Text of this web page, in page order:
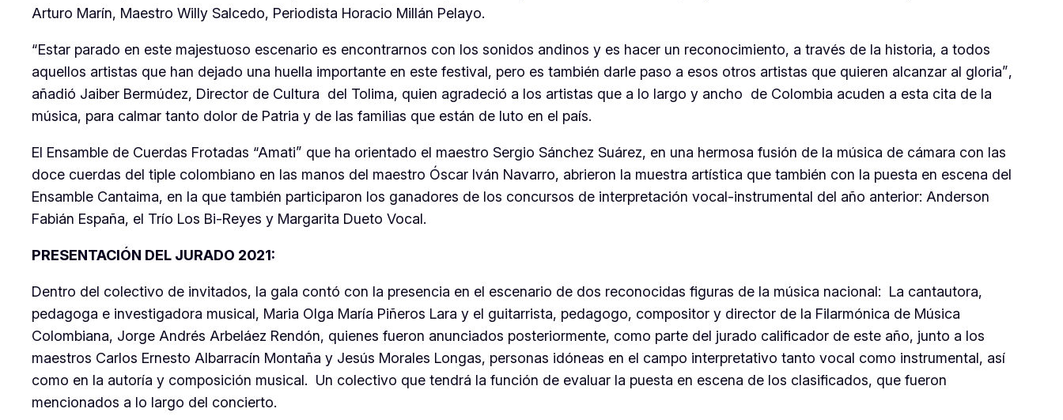
Arturo Marín, Maestro Willy Salcedo, Periodista Horacio Millán Pelayo.
“Estar parado en este majestuoso escenario es encontrarnos con los sonidos andinos y es hacer un reconocimiento, a través de la historia, a todos
aquellos artistas que han dejado una huella importante en este festival, pero es también darle paso a esos otros artistas que quieren alcanzar al gloria”,
añadió Jaiber Bermúdez, Director de Cultura del Tolima, quien agradeció a los artistas que a lo largo y ancho de Colombia acuden a esta cita de la
música, para calmar tanto dolor de Patria y de las familias que están de luto en el país.
El Ensamble de Cuerdas Frotadas “Amati” que ha orientado el maestro Sergio Sánchez Suárez, en una hermosa fusión de la música de cámara con las
doce cuerdas del tiple colombiano en las manos del maestro Óscar Iván Navarro, abrieron la muestra artística que también con la puesta en escena del
Ensamble Cantaima, en la que también participaron los ganadores de los concursos de interpretación vocal-instrumental del año anterior: Anderson
Fabián España, el Trío Los Bi-Reyes y Margarita Dueto Vocal.
PRESENTACIÓN DEL JURADO 2021:
Dentro del colectivo de invitados, la gala contó con la presencia en el escenario de dos reconocidas figuras de la música nacional: La cantautora,
pedagoga e investigadora musical, Maria Olga María Piñeros Lara y el guitarrista, pedagogo, compositor y director de la Filarmónica de Música
Colombiana, Jorge Andrés Arbeláez Rendón, quienes fueron anunciados posteriormente, como parte del jurado calificador de este año, junto a los
maestros Carlos Ernesto Albarracín Montaña y Jesús Morales Longas, personas idóneas en el campo interpretativo tanto vocal como instrumental, así
como en la autoría y composición musical. Un colectivo que tendrá la función de evaluar la puesta en escena de los clasificados, que fueron
mencionados a lo largo del concierto.